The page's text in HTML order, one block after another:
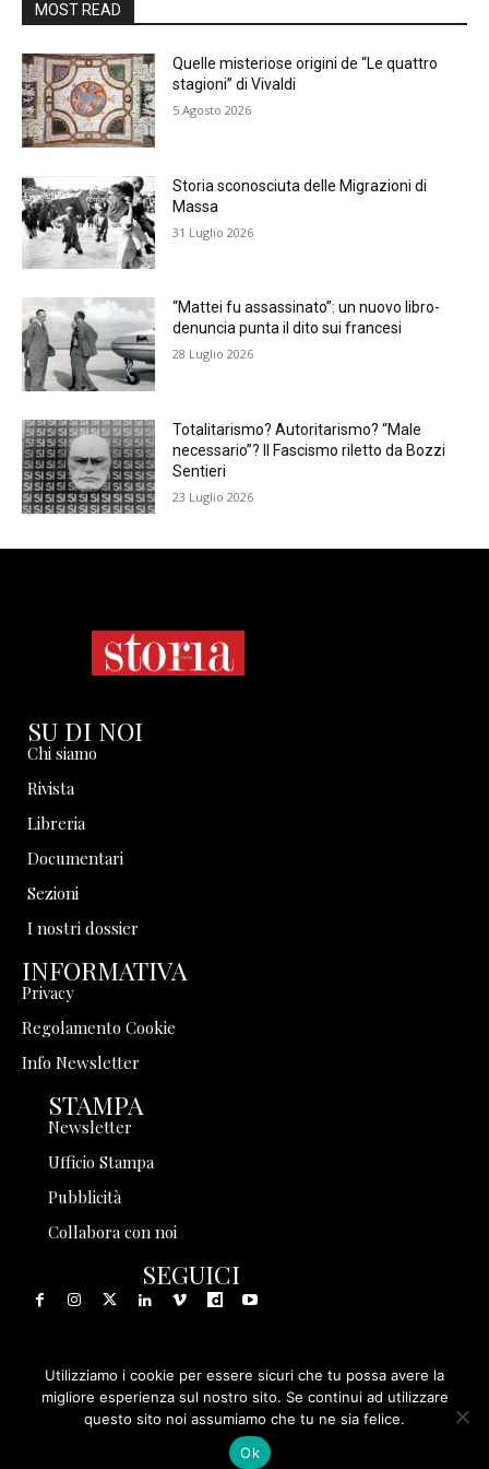
MOST READ
Quelle misteriose origini de “Le quattro
stagioni” di Vivaldi
5 Agosto 2026
Storia sconosciuta delle Migrazioni di
Massa
31 Luglio 2026
“Mattei fu assassinato”: un nuovo libro-
denuncia punta il dito sui francesi
28 Luglio 2026
Totalitarismo? Autoritarismo? “Male
necessario”? Il Fascismo riletto da Bozzi
Sentieri
23 Luglio 2026
SU DI NOI
Chi siamo
Rivista
Libreria
Documentari
Sezioni
I nostri dossier
INFORMATIVA
Privacy
Regolamento Cookie
Info Newsletter
STAMPA
Newsletter
Ufficio Stampa
Pubblicità
Collabora con noi
SEGUICI
© 1999 - 2025 Storia in Rete Srl - Tutti i diritti riservati - P.
IVA 08570971005
Utilizziamo i cookie per essere sicuri che tu possa avere la
migliore esperienza sul nostro sito. Se continui ad utilizzare
questo sito noi assumiamo che tu ne sia felice.
Ok